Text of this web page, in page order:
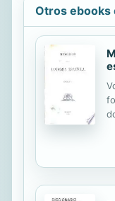
Otros ebooks